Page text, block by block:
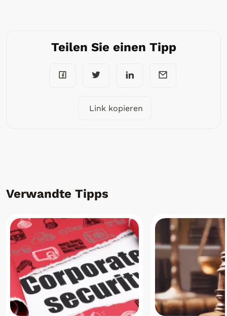
Teilen Sie einen Tipp
Link kopieren
Verwandte Tipps